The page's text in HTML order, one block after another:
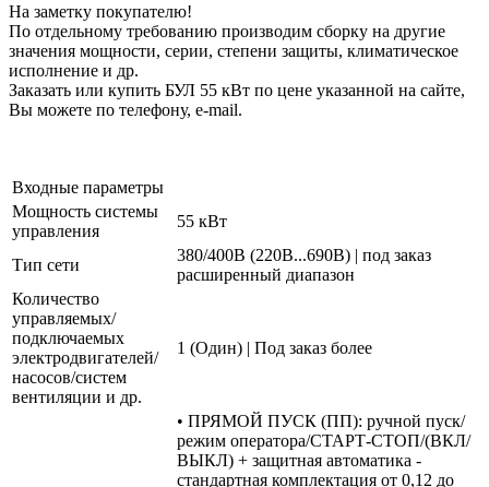
На заметку покупателю!
По отдельному требованию производим сборку на другие
значения мощности, серии, степени защиты, климатическое
исполнение и др.
Заказать или купить БУЛ 55 кВт по цене указанной на сайте,
Вы можете по телефону, e-mail.
Входные параметры
Мощность системы
управления
55 кВт
Тип сети
380/400В (220В...690В) | под заказ
расширенный диапазон
Количество
управляемых/
подключаемых
электродвигателей/
насосов/систем
вентиляции и др.
1 (Один) | Под заказ более
• ПРЯМОЙ ПУСК (ПП): ручной пуск/
режим оператора/СТАРТ-СТОП/(ВКЛ/
ВЫКЛ) + защитная автоматика -
стандартная комплектация от 0,12 до